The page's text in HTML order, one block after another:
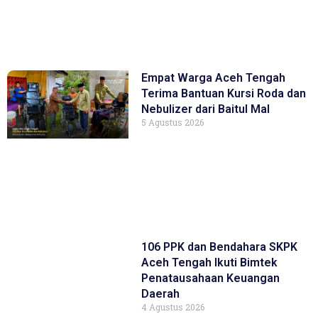
Empat Warga Aceh Tengah
Terima Bantuan Kursi Roda dan
Nebulizer dari Baitul Mal
5 Agustus 2026
106 PPK dan Bendahara SKPK
Aceh Tengah Ikuti Bimtek
Penatausahaan Keuangan
Daerah
4 Agustus 2026